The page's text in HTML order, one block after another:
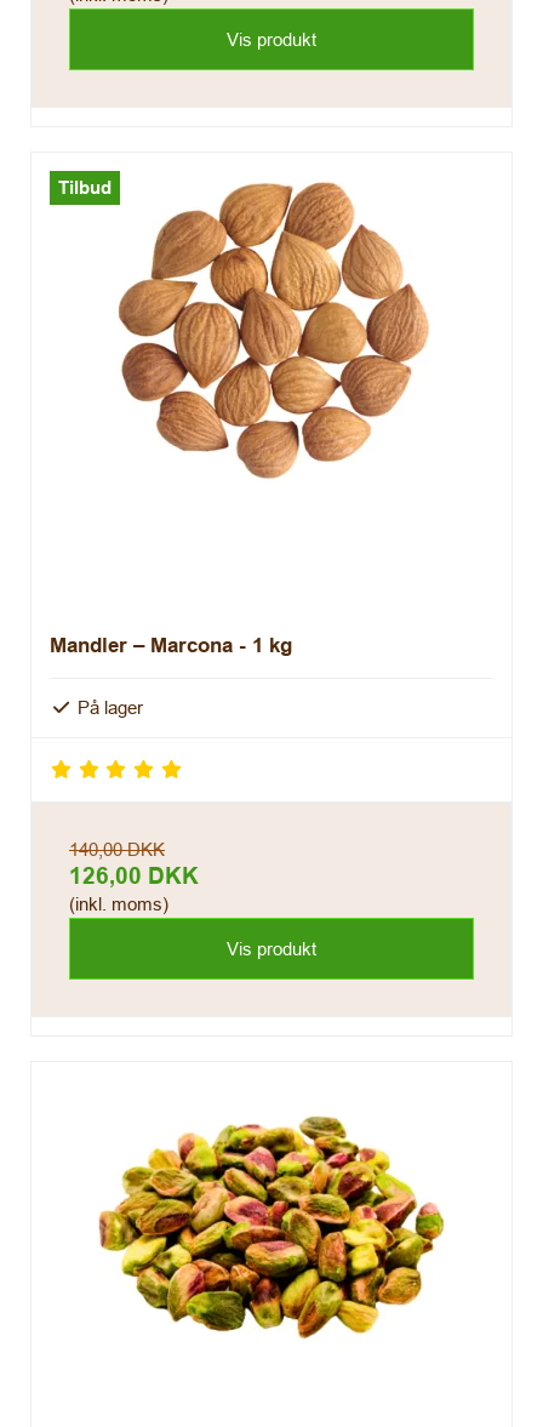
Vis produkt
Tilbud
Mandler – Marcona - 1 kg
På lager
140,00 DKK
126,00 DKK
(inkl. moms)
Vis produkt